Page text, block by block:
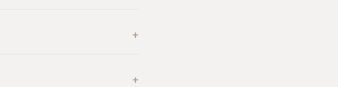
+
+